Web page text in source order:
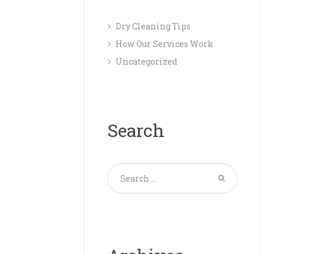
Dry Cleaning Tips
How Our Services Work
Uncategorized
Search